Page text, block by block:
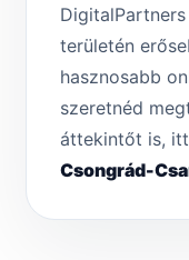
területén
hasznosabb
szeretnéd
áttekintőt is,
Csongrád-